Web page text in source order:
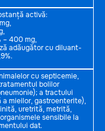
activă:
– 400 mg,
adăugător cu diluant-
cu septicemie,
bolilor
a tractului
mieilor, gastroenterite),
uretrită, metrită,
sensibile la
dat.